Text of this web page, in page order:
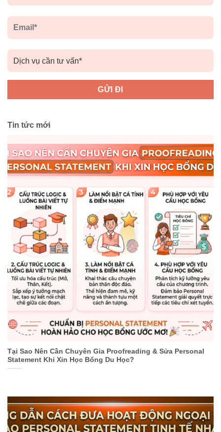
Tin tức mới
Tại Sao Nên Cần Chuyên Gia Proofreading & Sửa Personal
Statement Khi Xin Học Bổng Du Học?